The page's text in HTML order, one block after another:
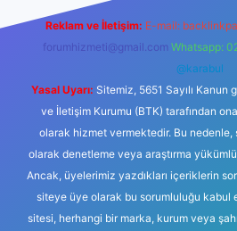
Reklam ve İletişim: E-mail:
forumhizmeti@gmail.com Whatsapp:
@karabul
Yasal Uyarı: Sitemiz, 5651 Sayılı
ve İletişim Kurumu (BTK) tarafından
olarak hizmet vermektedir. Bu
olarak denetleme veya araştırma
Ancak, üyelerimiz yazdıkları içeriklerin
siteye üye olarak bu sorumluluğu kabul
sitesi, herhangi bir marka, kurum veya